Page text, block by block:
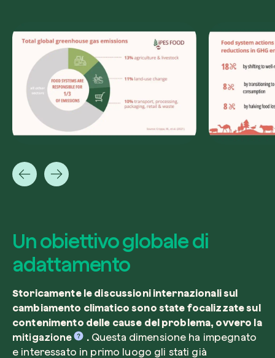
Un obiettivo globale di
adattamento
Storicamente le discussioni internazionali sul
cambiamento climatico sono state focalizzate sul
contenimento delle cause del problema, ovvero la
mitigazione
.Questa dimensione ha impegnato
e interessato in primo luogo gli stati già